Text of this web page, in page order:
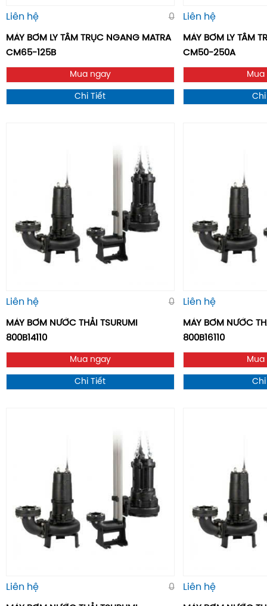
Liên hệ 0
MÁY BƠM LY TÂM TRỤC NGANG MATRA
CM65-125B
Mua ngay
Chi Tiết
Liên hệ
MÁY BƠM LY TÂM
CM50-250A
Mua
Liên hệ 0
MÁY BƠM NƯỚC THẢI TSURUMI
800B14110
Mua ngay
Chi Tiết
Liên hệ
MÁY BƠM NƯỚC
800B16110
Mua
Liên hệ 0 Liên hệ